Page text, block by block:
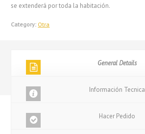
se extenderá por toda la habitación.
Category: Otra
General Details
Información Tecnica
Hacer Pedido